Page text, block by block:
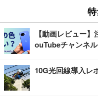
【動画レビュー
ouTubeチャンネル
10G光回線導入レ